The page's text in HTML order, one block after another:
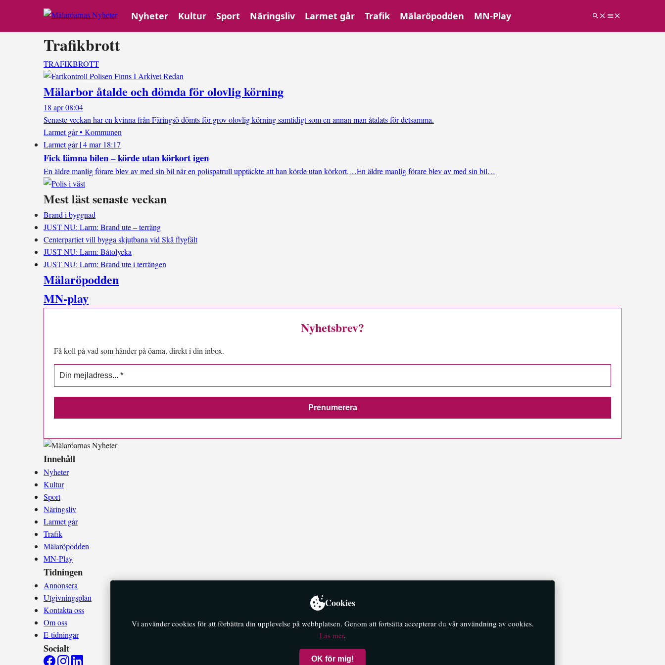
Nyheter Kultur Sport Näringsliv Larmet går Trafik Mälaröpodden MN-Play
Trafikbrott
TRAFIKBROTT
Mälarbor åtalde och dömda för olovlig körning
18 apr 08:04
Senaste veckan har en kvinna från Färingsö dömts för grov olovlig körning samtidigt som en annan man åtalats för detsamma.
Larmet går • Kommunen
Larmet går|4 mar 18:17
Fick lämna bilen – körde utan körkort igen
En äldre manlig förare blev av med sin bil när en polispatrull upptäckte att han körde utan körkort,…En äldre manlig förare blev av med sin bil…
Mest läst senaste veckan
Brand i byggnad
JUST NU: Larm: Brand ute – terräng
Centerpartiet vill bygga skjutbana vid Skå flygfält
JUST NU: Larm: Båtolycka
JUST NU: Larm: Brand ute i terrängen
Mälaröpodden
MN-play
Nyhetsbrev?
Få koll på vad som händer på öarna, direkt i din inbox.
Innehåll
Nyheter
Kultur
Sport
Näringsliv
Larmet går
Trafik
Mälaröpodden
MN-Play
Tidningen
Annonsera
Utgivningsplan
Kontakta oss
Om oss
E-tidningar
Socialt
Cookies
Vi använder cookies för att förbättra din upplevelse på webbplatsen. Genom att fortsätta accepterar du vår användning av cookies.
Läs mer.
OK för mig!